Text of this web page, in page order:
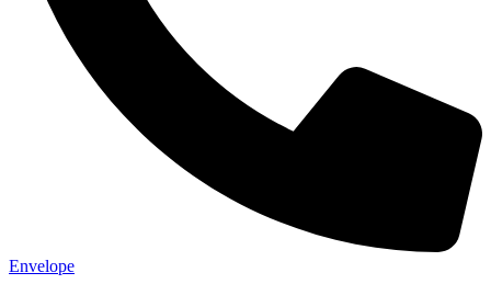
Envelope